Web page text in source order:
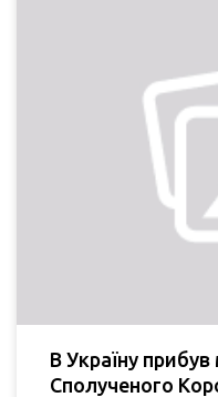
В Україну прибув
Сполученого